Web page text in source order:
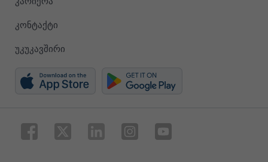
კონტაქტი
უკუკავშირი